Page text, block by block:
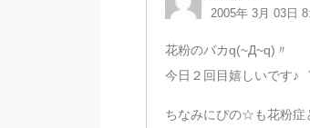
2005年 3月 03日
花粉のバカq(~Д~q)〃
今日２回目嬉しいです♪
ちなみにぴの☆も花粉症